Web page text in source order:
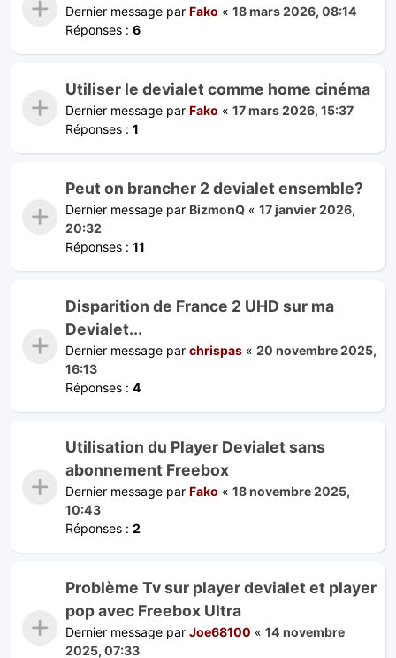
Dernier message par Fako « 18 mars 2026, 08:14
Réponses : 6
Utiliser le devialet comme home cinéma
Dernier message par Fako « 17 mars 2026, 15:37
Réponses : 1
Peut on brancher 2 devialet ensemble?
Dernier message par BizmonQ « 17 janvier 2026,
20:32
Réponses : 11
Disparition de France 2 UHD sur ma
Devialet...
Dernier message par chrispas « 20 novembre 2025,
16:13
Réponses : 4
Utilisation du Player Devialet sans
abonnement Freebox
Dernier message par Fako « 18 novembre 2025,
10:43
Réponses : 2
Problème Tv sur player devialet et player
pop avec Freebox Ultra
Dernier message par Joe68100 « 14 novembre
2025, 07:33